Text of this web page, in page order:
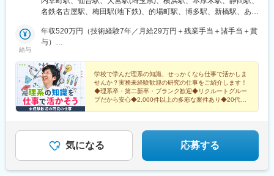
野・山梨・福井 ■東海エリア／静岡・愛知・三重・岐阜 ■関西エリ
岡山・山口・香川 ■九州エリア／福岡・長崎・熊本・佐賀・大
分・宮崎・鹿児島 ※転勤の可能性あり※受動喫煙対策：原則あり
名鉄名古屋駅、梅田駅(地下鉄)、的場町駅、博多駅、新橋駅、あお
線)、稲荷町駅(広島県)、虎ノ門駅、仙台駅(地下鉄)、反町駅、日吉
町駅、名古屋駅、大阪梅田駅(阪急線)、猿猴橋町駅
給与
年収520万円（技術経験7年／月給29万円＋残業手当＋諸手当＋賞
与）
与）
学校で学んだ理系の知識、せっかくなら仕事で活かしま
せんか？実務未経験歓迎の研究の仕事をご紹介します！
◆理系卒・第二新卒・ブランク歓迎◆リクルートグルー
プだから安心◆2,000件以上の多彩な案件あり◆20代を
気になる 応募する